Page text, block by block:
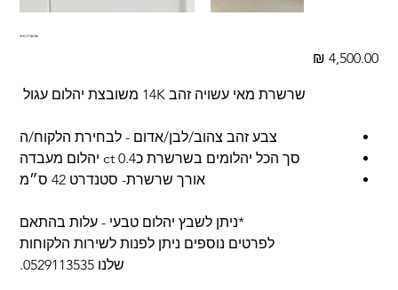
שרשרת מאי
מחיר ‏4,500.00 ‏₪
שרשרת מאי עשויה זהב 14K משובצת יהלום עגול
צבע זהב צהוב/לבן/אדום - לבחירת הלקוח/ה
סך הכל יהלומים בשרשרת כ0.4 ct יהלום מעבדה
אורך שרשרת- סטנדרט 42 ס״מ
*ניתן לשבץ יהלום טבעי - עלות בהתאם
לפרטים נוספים ניתן לפנות לשירות הלקוחות
שלנו 0529113535.